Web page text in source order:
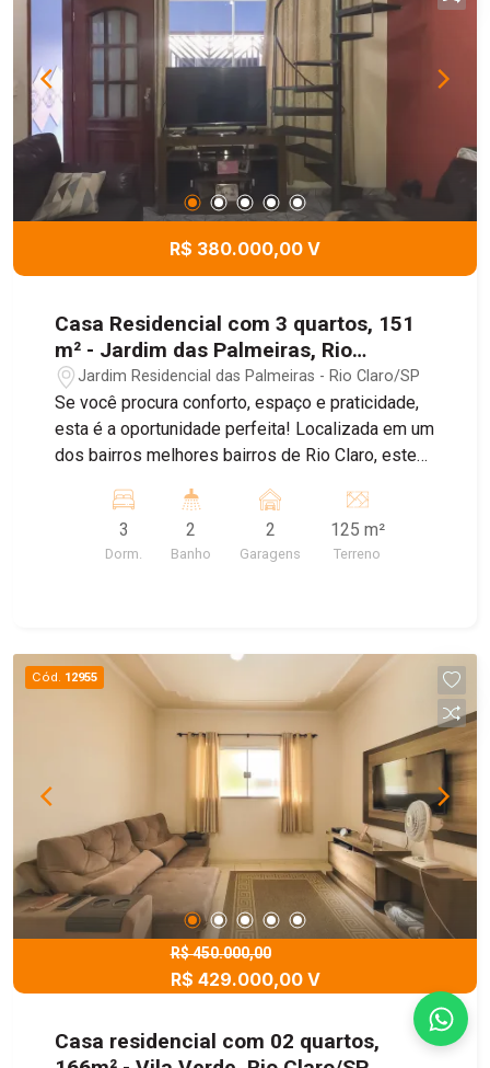
R$ 380.000,00 V
Casa Residencial com 3 quartos, 151
m² - Jardim das Palmeiras, Rio
Claro/SP
Jardim Residencial das Palmeiras - Rio Claro/SP
Se você procura conforto, espaço e praticidade,
esta é a oportunidade perfeita! Localizada em um
dos bairros melhores bairros de Rio Claro, este
família. Características do Imóvel: 3 quartos bem
distribuídos 2 banheiros modernos Garagem para
2 carros Distribuição dos Ambientes: Piso térreo:
industrial ideal para quem gosta de cozinhar em
grande estilo Piso superior dos fundos:
lavanderia espaçosa, com potencial para se
transformar em uma área gourmet perfeita para
receber amigos e familiares Diferenciais:
Localização privilegiada no Jardim das Palmeiras
Espaços versáteis que podem ser adaptados
conforme sua necessidade Estrutura ideal para
quem busca conforto aliado a praticidade Entre
em contato e agende já sua visita para conhecer
este sobrado incrível em Rio Claro!
3
Dorm.
2
Banho
2
Garagens
125 m²
Terreno
Cód. 12955
R$ 450.000,00
R$ 429.000,00 V
Casa residencial com 02 quartos,